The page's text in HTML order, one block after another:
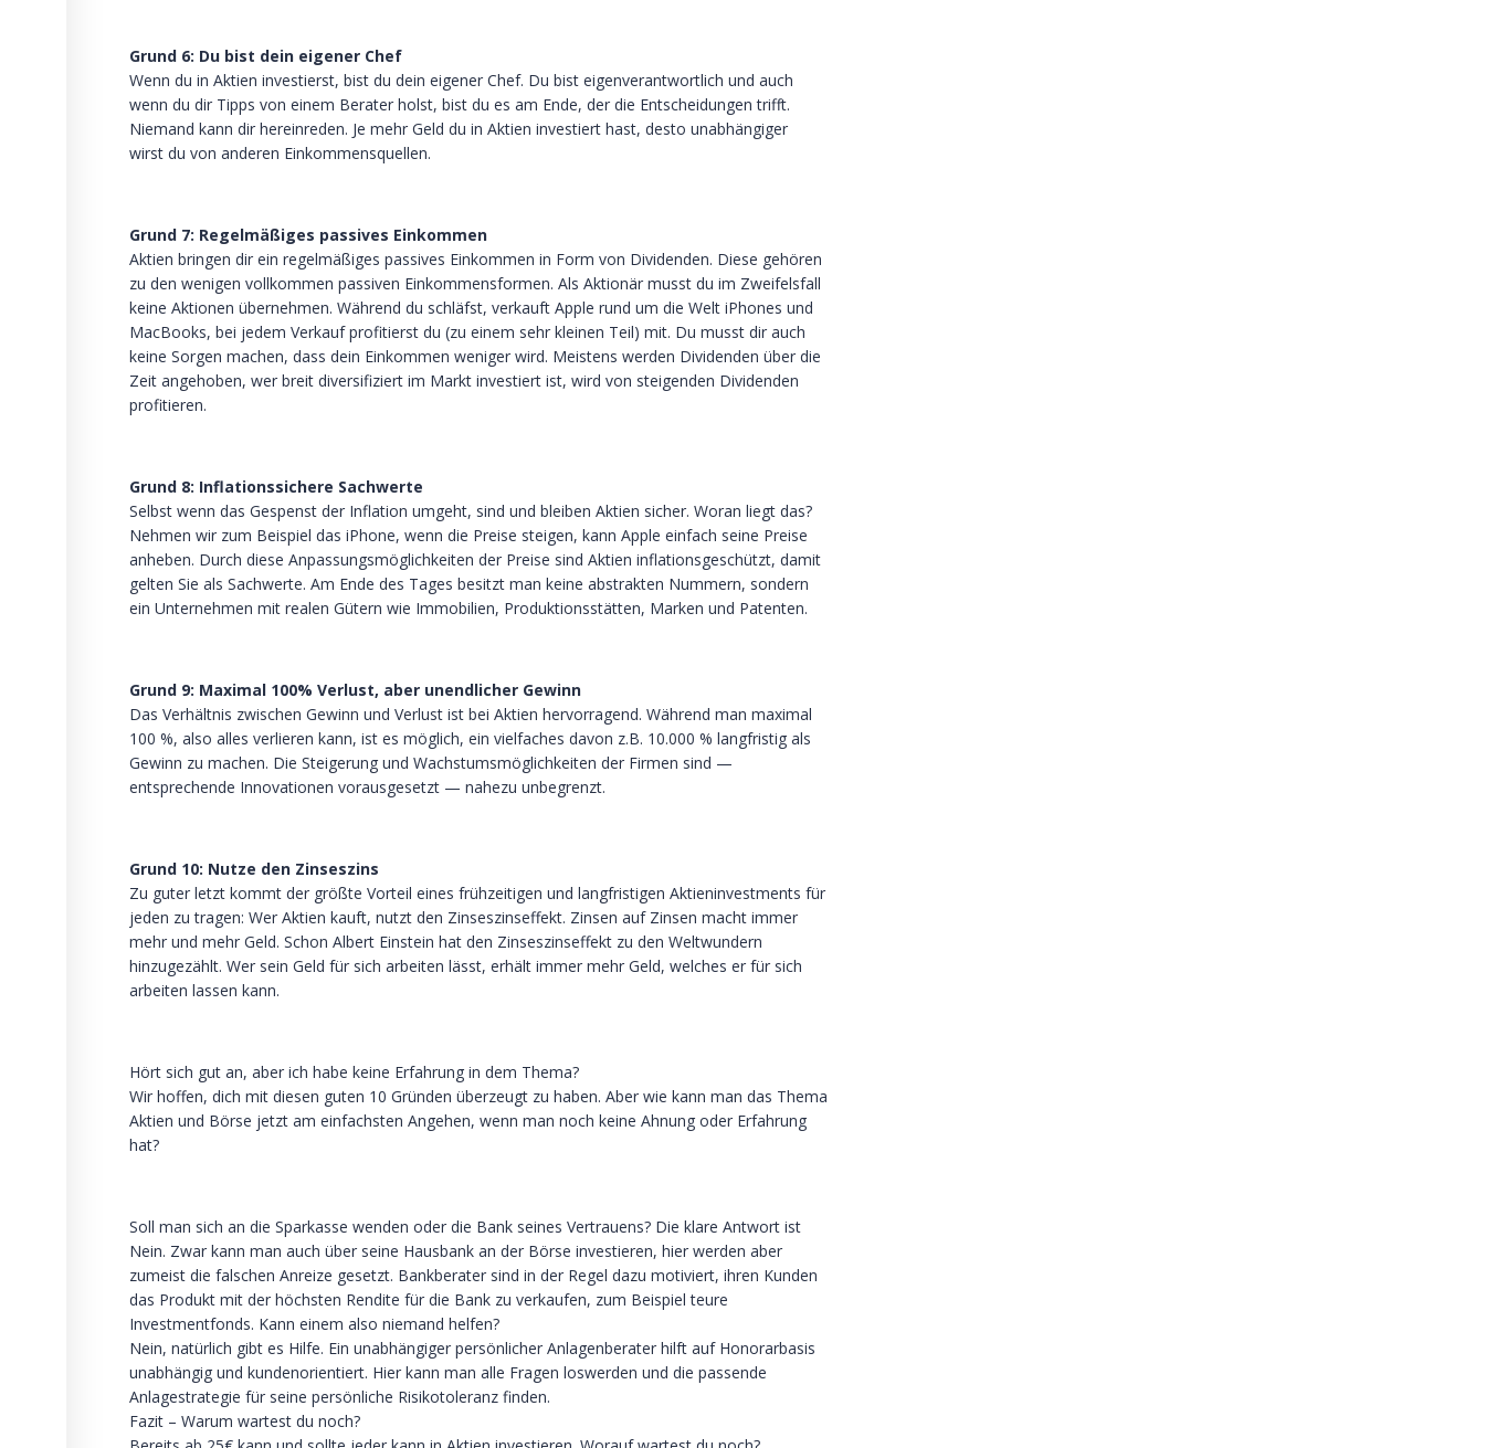
Grund 6: Du bist dein eigener Chef
Wenn du in Aktien investierst, bist du dein eigener Chef. Du bist eigenverantwortlich und auch
wenn du dir Tipps von einem Berater holst, bist du es am Ende, der die Entscheidungen trifft.
Niemand kann dir hereinreden. Je mehr Geld du in Aktien investiert hast, desto unabhängiger
wirst du von anderen Einkommensquellen.
Grund 7: Regelmäßiges passives Einkommen
Aktien bringen dir ein regelmäßiges passives Einkommen in Form von Dividenden. Diese gehören
zu den wenigen vollkommen passiven Einkommensformen. Als Aktionär musst du im Zweifelsfall
keine Aktionen übernehmen. Während du schläfst, verkauft Apple rund um die Welt iPhones und
MacBooks, bei jedem Verkauf profitierst du (zu einem sehr kleinen Teil) mit. Du musst dir auch
keine Sorgen machen, dass dein Einkommen weniger wird. Meistens werden Dividenden über die
Zeit angehoben, wer breit diversifiziert im Markt investiert ist, wird von steigenden Dividenden
profitieren.
Grund 8: Inflationssichere Sachwerte
Selbst wenn das Gespenst der Inflation umgeht, sind und bleiben Aktien sicher. Woran liegt das?
Nehmen wir zum Beispiel das iPhone, wenn die Preise steigen, kann Apple einfach seine Preise
anheben. Durch diese Anpassungsmöglichkeiten der Preise sind Aktien inflationsgeschützt, damit
gelten Sie als Sachwerte. Am Ende des Tages besitzt man keine abstrakten Nummern, sondern
ein Unternehmen mit realen Gütern wie Immobilien, Produktionsstätten, Marken und Patenten.
Grund 9: Maximal 100% Verlust, aber unendlicher Gewinn
Das Verhältnis zwischen Gewinn und Verlust ist bei Aktien hervorragend. Während man maximal
100 %, also alles verlieren kann, ist es möglich, ein vielfaches davon z.B. 10.000 % langfristig als
Gewinn zu machen. Die Steigerung und Wachstumsmöglichkeiten der Firmen sind —
entsprechende Innovationen vorausgesetzt — nahezu unbegrenzt.
Grund 10: Nutze den Zinseszins
Zu guter letzt kommt der größte Vorteil eines frühzeitigen und langfristigen Aktieninvestments für
jeden zu tragen: Wer Aktien kauft, nutzt den Zinseszinseffekt. Zinsen auf Zinsen macht immer
mehr und mehr Geld. Schon Albert Einstein hat den Zinseszinseffekt zu den Weltwundern
hinzugezählt. Wer sein Geld für sich arbeiten lässt, erhält immer mehr Geld, welches er für sich
arbeiten lassen kann.
Hört sich gut an, aber ich habe keine Erfahrung in dem Thema?
Wir hoffen, dich mit diesen guten 10 Gründen überzeugt zu haben. Aber wie kann man das Thema
Aktien und Börse jetzt am einfachsten Angehen, wenn man noch keine Ahnung oder Erfahrung
hat?
Soll man sich an die Sparkasse wenden oder die Bank seines Vertrauens? Die klare Antwort ist
Nein. Zwar kann man auch über seine Hausbank an der Börse investieren, hier werden aber
zumeist die falschen Anreize gesetzt. Bankberater sind in der Regel dazu motiviert, ihren Kunden
das Produkt mit der höchsten Rendite für die Bank zu verkaufen, zum Beispiel teure
Investmentfonds. Kann einem also niemand helfen?
Nein, natürlich gibt es Hilfe. Ein unabhängiger persönlicher Anlagenberater hilft auf Honorarbasis
unabhängig und kundenorientiert. Hier kann man alle Fragen loswerden und die passende
Anlagestrategie für seine persönliche Risikotoleranz finden.
Fazit – Warum wartest du noch?